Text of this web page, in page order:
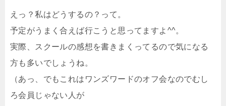
えっ？私はどうするの？って。
予定がうまく合えば行こうと思ってますよ^^。
実際、スクールの感想を書きまくってるので気になる
方も多いでしょうね。
（あっ、でもこれはワンズワードのオフ会なのでむし
ろ会員じゃない人が